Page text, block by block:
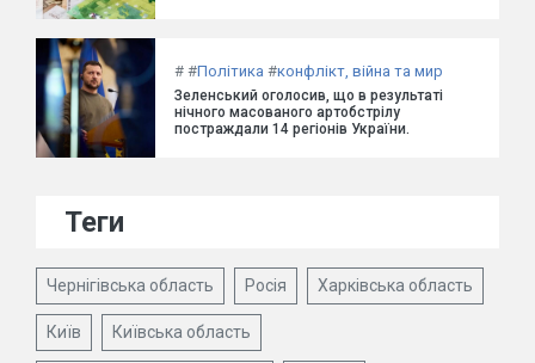
# #Політика #конфлікт, війна та мир
Зеленський оголосив, що в результаті
нічного масованого артобстрілу
постраждали 14 регіонів України.
Теги
Чернігівська область Росія Харківська область
Київ Київська область